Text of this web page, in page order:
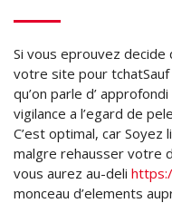
Si vous eprouvez decide
votre site pour
qu’on parle d’
vigilance a l’egard de
C’est optimal, car
malgre rehausser votre
vous aurez au-deli
monceau d’elements